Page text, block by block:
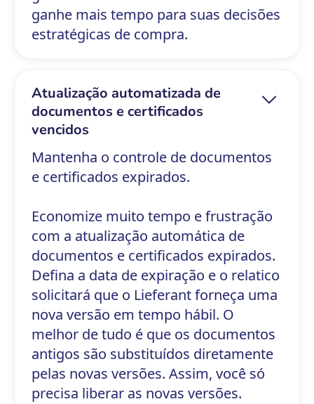
ganhe mais tempo para suas decisões
estratégicas de compra.
Atualização automatizada de
documentos e certificados
vencidos
Mantenha o controle de documentos
e certificados expirados.
Economize muito tempo e frustração
com a atualização automática de
documentos e certificados expirados.
Defina a data de expiração e o relatico
solicitará que o Lieferant forneça uma
nova versão em tempo hábil. O
melhor de tudo é que os documentos
antigos são substituídos diretamente
pelas novas versões. Assim, você só
precisa liberar as novas versões.